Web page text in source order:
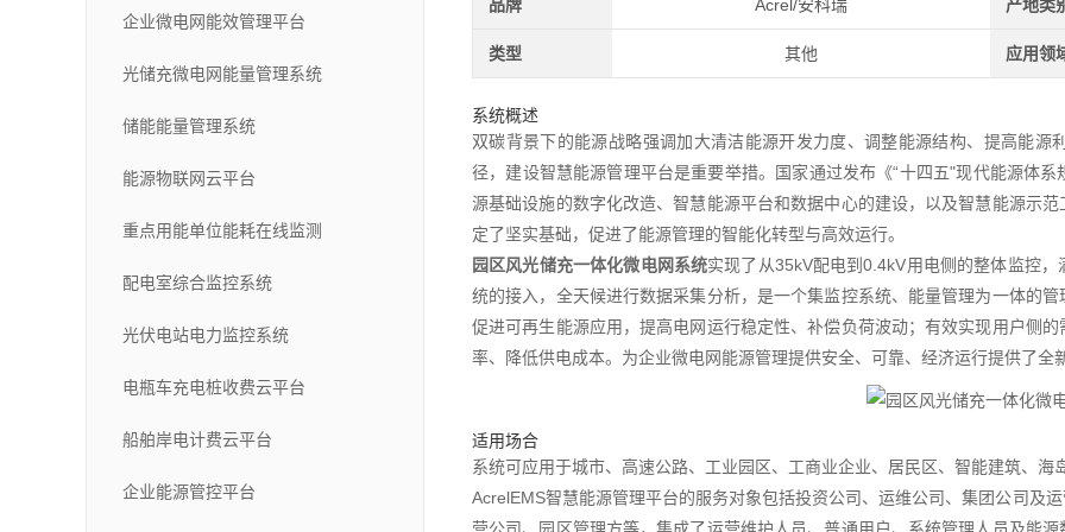
企业微电网能效管理平台
光储充微电网能量管理系统
储能能量管理系统
能源物联网云平台
重点用能单位能耗在线监测
配电室综合监控系统
光伏电站电力监控系统
电瓶车充电桩收费云平台
船舶岸电计费云平台
企业能源管控平台
品牌 Acrel/安科瑞 产地类
类型 其他 应用领
系统概述
双碳背景下的能源战略强调加大清洁能源开发力度、调整能源结构、提高能
径，建设智慧能源管理平台是重要举措。国家通过发布《“十四五"现代能源体
源基础设施的数字化改造、智慧能源平台和数据中心的建设，以及智慧能源示
定了坚实基础，促进了能源管理的智能化转型与高效运行。
园区风光储充一体化微电网系统实现了从35kV配电到0.4kV用电侧的整体监控
统的接入，全天候进行数据采集分析，是一个集监控系统、能量管理为一体的
促进可再生能源应用，提高电网运行稳定性、补偿负荷波动；有效实现用户侧
率、降低供电成本。为企业微电网能源管理提供安全、可靠、经济运行提供了全
适用场合
系统可应用于城市、高速公路、工业园区、工商业企业、居民区、智能建筑、
AcrelEMS智慧能源管理平台的服务对象包括投资公司、运维公司、集团公司及